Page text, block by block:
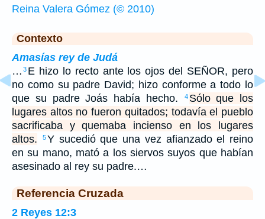
Reina Valera Gómez (© 2010)
Contexto
Amasías rey de Judá
… 3 E hizo lo recto ante los ojos del SEÑOR, pero
no como su padre David; hizo conforme a todo lo
que su padre Joás había hecho.
4 Sólo que los
lugares altos no fueron quitados; todavía el pueblo
sacrificaba y quemaba incienso en los lugares
altos.
5Y sucedió que una vez afianzado el reino
en su mano, mató a los siervos suyos que habían
asesinado al rey su padre.…
Referencia Cruzada
2 Reyes 12:3